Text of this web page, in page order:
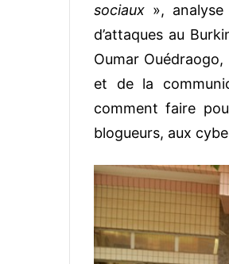
sociaux »,
d’attaques au
Oumar
et de la
comment faire
blogueurs, aux